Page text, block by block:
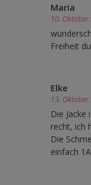
Maria
10.
Freiheit
Elke
13.
Die
recht, ich
Die
einfach 1A